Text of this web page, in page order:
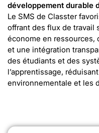
développement durable
Le SMS de Classter
offrant des flux de travail
économe en ressources,
et une intégration
des étudiants et des
l’apprentissage,
environnementale et les